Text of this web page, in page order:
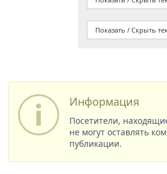
Показать / Скрыть
Информация
Посетители,
не могут оставлять
публикации.